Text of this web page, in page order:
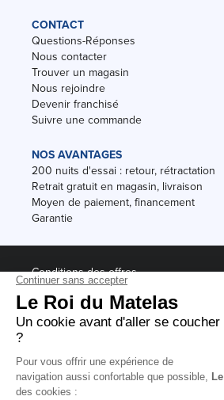
CONTACT
Questions-Réponses
Nous contacter
Trouver un magasin
Nous rejoindre
Devenir franchisé
Suivre une commande
NOS AVANTAGES
200 nuits d'essai : retour, rétractation
Retrait gratuit en magasin, livraison
Moyen de paiement, financement
Garantie
Conditions des offres
Black Friday
Destockage
Soldes
Conditions Générales de vente magasin
Conditions Générales de vente internet